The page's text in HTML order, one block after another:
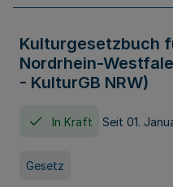
Kulturgesetzbuch
Nordrhein-
- KulturGB NRW)
In Kraft Seit 01.
Gesetz